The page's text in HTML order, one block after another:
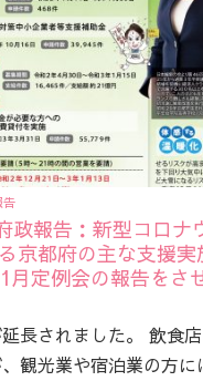
告
政報告：新型コロナ
京都府の主な支援実
月定例会の報告をさ
長されました。 飲食
観光業や宿泊業の方に